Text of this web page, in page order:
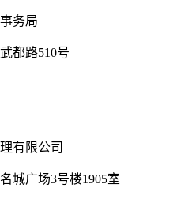
务局
都路510号
有限公司
城广场3号楼1905室